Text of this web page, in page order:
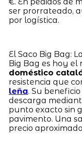
ser prorrateado,
por logística.
El Saco Big Bag:
Big Bag es hoy
doméstico
resistencia que
leña. Su
descarga
punto exacto sin
pavimento. Una
precio